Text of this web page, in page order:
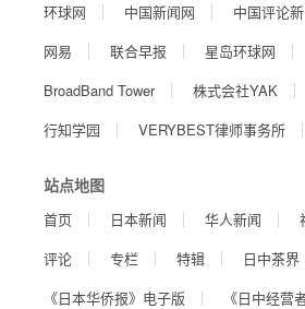
环球网
中国新闻网 中国评论
网易
联合早报
星岛环球网
BroadBand Tower
株式会社YAK
行知学园
VERYBEST律师事务所
站点地图
首页 日本新闻 华人新闻
评论
专栏 特辑
日中茶界
《日本华侨报》电子版
《日中经营